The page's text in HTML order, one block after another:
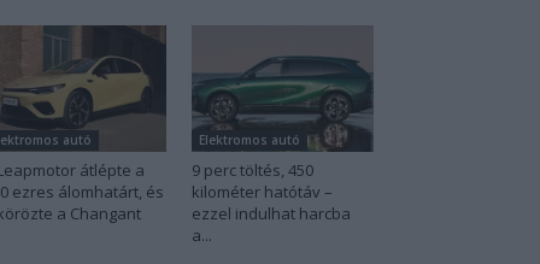
autó
átlépte a
ezres álomhatárt, és
a Changant
Elektromos autó
9 perc töltés, 450
kilométer hatótáv –
ezzel indulhat harcba
a...